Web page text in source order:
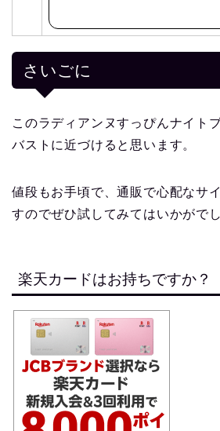
さいごに
このラディアンヌすっぴんナイト
バストに近づけると思います。
値段もお手頃で、通販で心配なサ
すのでぜひ試してみてはいかがで
楽天カードはお持ちですか？